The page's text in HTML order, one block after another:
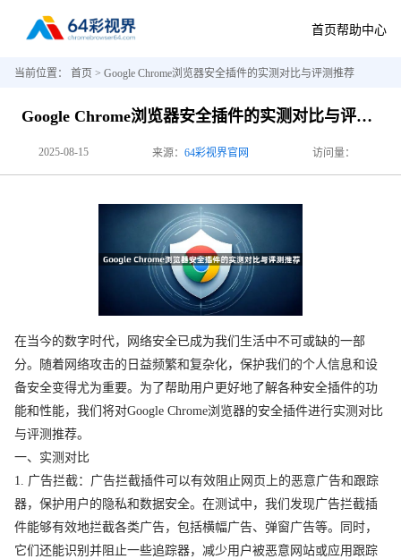
首页帮助中心
当前位置： 首页 > Google Chrome浏览器安全插件的实测对比与评测推荐
Google Chrome浏览器安全插件的实测对比与评测推荐
2025-08-15 来源： 64彩视界官网 访问量：
在当今的数字时代，网络安全已成为我们生活中不可或缺的一部
分。随着网络攻击的日益频繁和复杂化，保护我们的个人信息和设
备安全变得尤为重要。为了帮助用户更好地了解各种安全插件的功
能和性能，我们将对Google Chrome浏览器的安全插件进行实测对比
与评测推荐。
一、实测对比
1. 广告拦截：广告拦截插件可以有效阻止网页上的恶意广告和跟踪
器，保护用户的隐私和数据安全。在测试中，我们发现广告拦截插
件能够有效地拦截各类广告，包括横幅广告、弹窗广告等。同时，
它们还能识别并阻止一些追踪器，减少用户被恶意网站或应用跟踪